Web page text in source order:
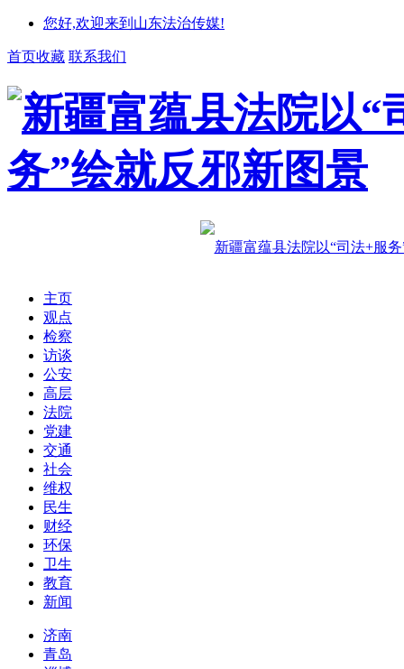
您好,欢迎来到山东法治传媒!
首页收藏 联系我们
主页
观点
检察
访谈
公安
高层
法院
党建
交通
社会
维权
民生
财经
环保
卫生
教育
新闻
济南
青岛